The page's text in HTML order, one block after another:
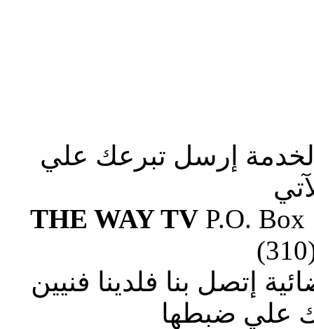
إرسل تبرعك علي
THE WAY TVP.O. Box
إتصل بنا فلدينا فنيين
علي ضبطها